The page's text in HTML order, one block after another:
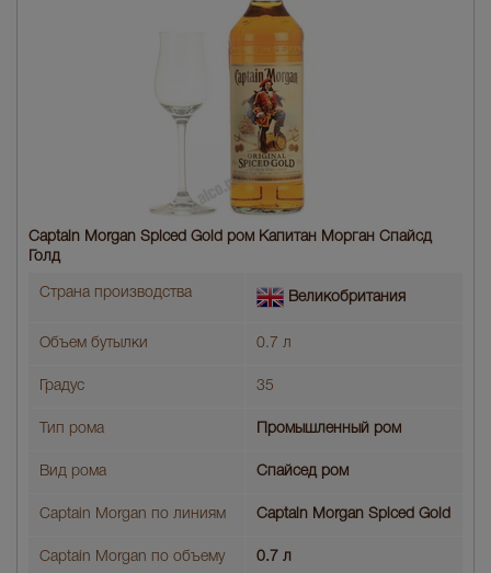
Captain Morgan Spiced Gold ром Капитан Морган Спайсд
Голд
Страна производства Великобритания
Объем бутылки 0.7 л
Градус 35
Тип рома Промышленный ром
Вид рома Спайсед ром
Captain Morgan по линиям Captain Morgan Spiced Gold
Captain Morgan по объему 0.7 л